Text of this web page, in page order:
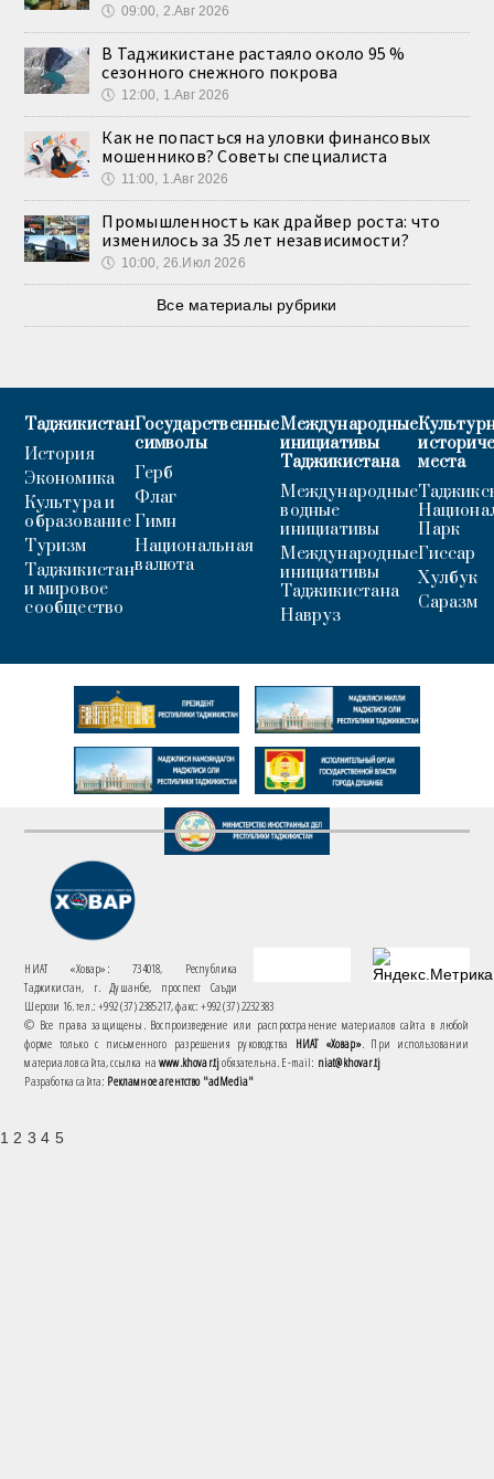
🕔 09:00, 2.Авг 2026
В Таджикистане растаяло около 95 %
сезонного снежного покрова
🕔 12:00, 1.Авг 2026
Как не попасться на уловки финансовых
мошенников? Советы специалиста
🕔 11:00, 1.Авг 2026
Промышленность как драйвер роста: что
изменилось за 35 лет независимости?
🕔 10:00, 26.Июл 2026
Все материалы рубрики
Таджикистан
История
Экономика
Культура и
образование
Туризм
Таджикистан
и мировое
сообщество
Государственные
символы
Герб
Флаг
Гимн
Национальная
валюта
Международные
инициативы
Таджикистана
Международные
водные
инициативы
Международные
инициативы
Таджикистана
Навруз
места
Парк
Гиссар
Хулбук
Саразм
НИАТ «Ховар»: 734018, Республика
Таджикистан, г. Душанбе, проспект Саъди
Шерози 16. тел.: +992 (37) 2385217, факс: +992 (37) 2232383
© Все права защищены. Воспроизведение или распространение материалов сайта в любой
форме только с письменного разрешения руководства НИАТ «Ховар». При использовании
материалов сайта, ссылка наwww.khovar.tjобязательна. E-mail: niat@khovar.tj
Разработка сайта: Рекламное агентство "adMedia"
1 2 3 4 5